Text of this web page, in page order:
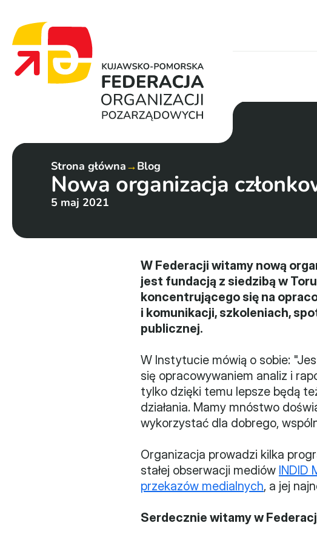
Strona główna→Blog
Nowa organizacja
5 maj 2021
W Federacji witamy nową
jest fundacją z siedzibą w
koncentrującego się na
i komunikacji, szkoleniach,
publicznej.
W Instytucie mówią o sobie:
się opracowywaniem analiz i
tylko dzięki temu lepsze będą
działania. Mamy mnóstwo
wykorzystać dla dobrego,
Organizacja prowadzi kilka
stałej obserwacji mediów INDID
przekazów medialnych, a jej
Serdecznie witamy w